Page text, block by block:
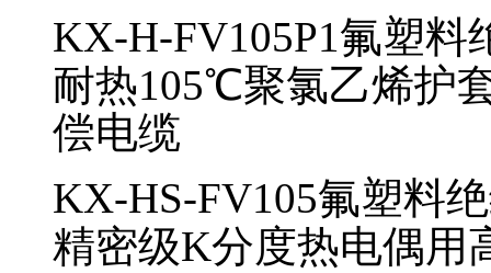
KX-H-FV105P1氟塑料
耐热105℃聚氯乙烯护
偿电缆
KX-HS-FV105氟塑料
精密级K分度热电偶用